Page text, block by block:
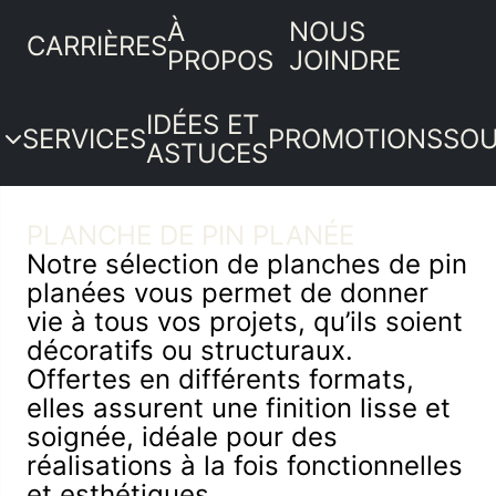
CARRIÈRESÀ
PROPOS
NOUS
JOINDRE
Embossées (masonite)
Embossées (ID Doors)
À panneaux massifs
Vitrées
Grange
Portes persiennes
Bâti de porte escamotable
Commande spéciale
Cadrage MDF
Plinthe MDF
Ogee MDF
Autres MDF
Cadrage Pin
Plinthe pin
Autres Pin
Poignées de porte
Rails
Quincaillerie garde-robe
Autres
SERVICESIDÉES ET
ASTUCESPROMOTIONS
PRODUITS
et
SERVICES
IDÉES ET
ASTUCES
PROMOTIONS
SOUMISSION
PLANCHE DE PIN PLANÉE
Notre sélection de planches de pin
planées vous permet de donner
vie à tous vos projets, qu’ils soient
décoratifs ou structuraux.
Offertes en différents formats,
elles assurent une finition lisse et
soignée, idéale pour des
réalisations à la fois fonctionnelles